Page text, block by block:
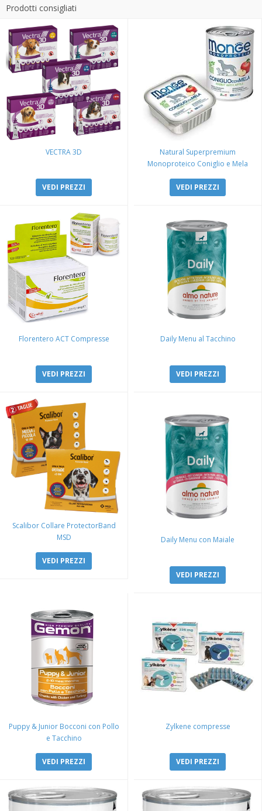
Prodotti consigliati
VECTRA 3D
VEDI PREZZI
Natural Superpremium
Monoproteico Coniglio e Mela
VEDI PREZZI
Florentero ACT Compresse
VEDI PREZZI
Daily Menu al Tacchino
VEDI PREZZI
Scalibor Collare ProtectorBand
MSD
VEDI PREZZI
Daily Menu con Maiale
VEDI PREZZI
Puppy & Junior Bocconi con Pollo
e Tacchino
VEDI PREZZI
Zylkene compresse
VEDI PREZZI